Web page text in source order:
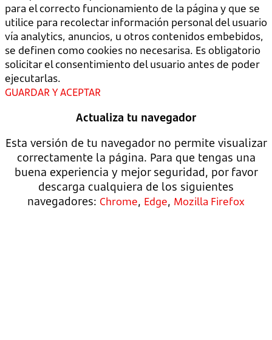
para el correcto funcionamiento de la página y que se
utilice para recolectar información personal del usuario
vía analytics, anuncios, u otros contenidos embebidos,
se definen como cookies no necesarisa. Es obligatorio
solicitar el consentimiento del usuario antes de poder
ejecutarlas.
GUARDAR Y ACEPTAR
Actualiza tu navegador
Esta versión de tu navegador no permite visualizar
correctamente la página. Para que tengas una
buena experiencia y mejor seguridad, por favor
descarga cualquiera de los siguientes
navegadores: Chrome, Edge, Mozilla Firefox